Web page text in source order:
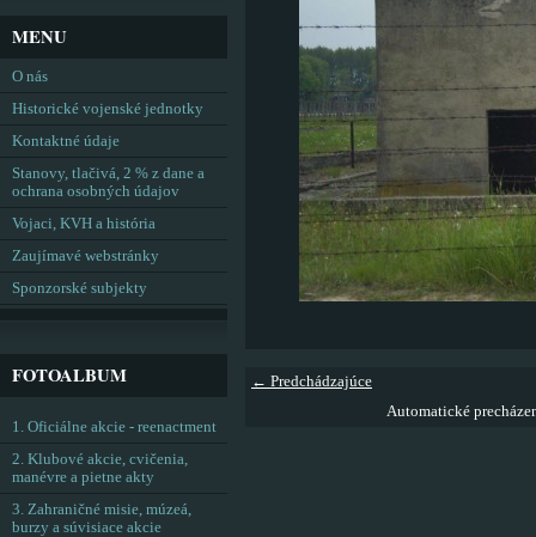
← Predchádzajúce
Automatické
MENU
O nás
Historické vojenské jednotky
Kontaktné údaje
Stanovy, tlačivá, 2 % z dane a
ochrana osobných údajov
Vojaci, KVH a história
Zaujímavé webstránky
Sponzorské subjekty
FOTOALBUM
1. Oficiálne akcie - reenactment
2. Klubové akcie, cvičenia,
manévre a pietne akty
3. Zahraničné misie, múzeá,
burzy a súvisiace akcie